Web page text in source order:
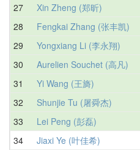
27
Xin Zheng (郑昕)
28
Fengkai Zhang (张丰凯)
29
Yongxiang Li (李永翔)
30
Aurelien Souchet (高凡)
31
Yi Wang (王旖)
32
Shunjie Tu (屠舜杰)
33
Lei Peng (彭磊)
34
Jiaxi Ye (叶佳希)